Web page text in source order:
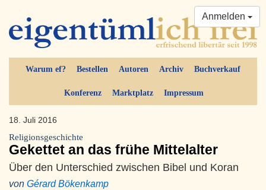
Warum ef? Bestellen Autoren Archiv Buchverkauf
Konferenz Marktplatz Impressum
Anmelden
18. Juli 2016
Religionsgeschichte
Gekettet an das frühe Mittelalter
Über den Unterschied zwischen Bibel und Koran
von Gérard Bökenkamp